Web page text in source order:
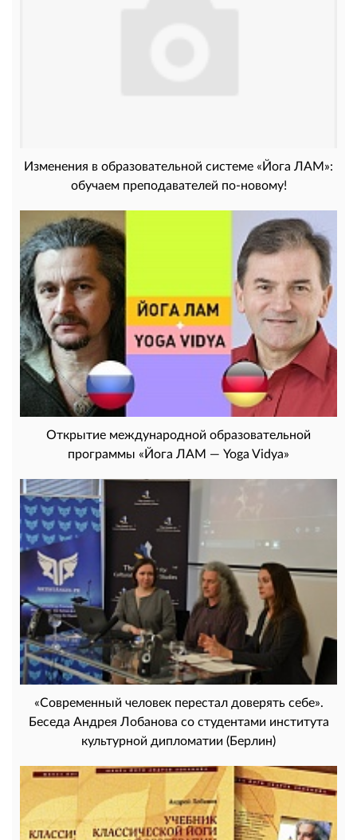
Изменения в образовательной системе «Йога ЛАМ»:
обучаем преподавателей по-новому!
Открытие международной образовательной
программы «Йога ЛАМ — Yoga Vidya»
«Современный человек перестал доверять себе».
Беседа Андрея Лобанова со студентами института
культурной дипломатии (Берлин)